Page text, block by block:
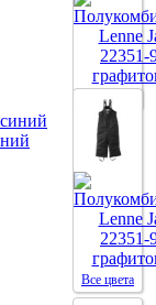
Все цвета
Все цвета